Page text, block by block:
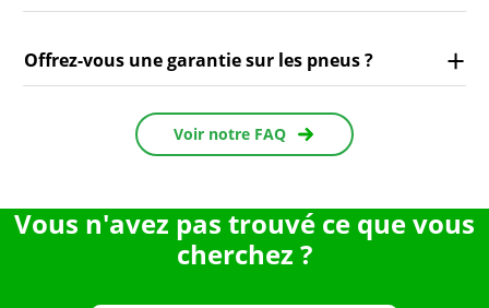
Offrez-vous une garantie sur les pneus ?
Voir notre FAQ
Vous n'avez pas trouvé ce que vous
cherchez ?